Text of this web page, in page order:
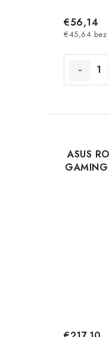
€45,64 bez
€56,14
ASUS